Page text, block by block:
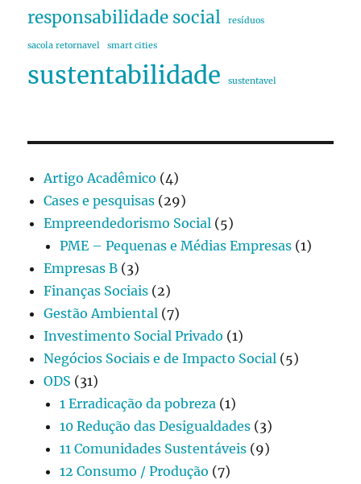
responsabilidade social resíduos
sacola retornavel smart cities
sustentabilidade sustentavel
Artigo Acadêmico (4)
Cases e pesquisas (29)
Empreendedorismo Social (5)
PME – Pequenas e Médias Empresas (1)
Empresas B (3)
Finanças Sociais (2)
Gestão Ambiental (7)
Investimento Social Privado (1)
Negócios Sociais e de Impacto Social (5)
ODS (31)
1 Erradicação da pobreza (1)
10 Redução das Desigualdades (3)
11 Comunidades Sustentáveis (9)
12 Consumo / Produção (7)